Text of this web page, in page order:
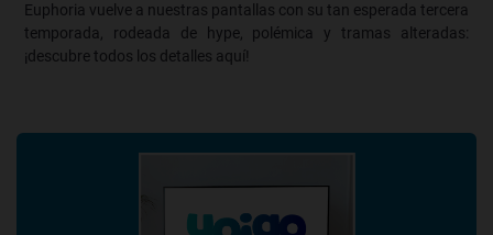
Euphoria vuelve a nuestras pantallas con su tan esperada tercera
temporada, rodeada de hype, polémica y tramas alteradas:
¡descubre todos los detalles aquí!